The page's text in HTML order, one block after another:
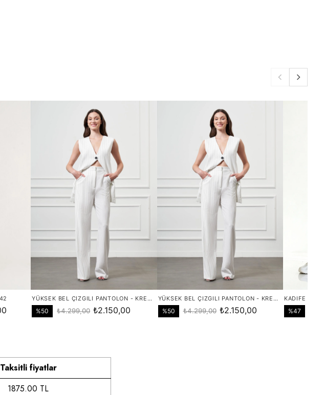
Taksitli fiyatlar
1875.00 TL